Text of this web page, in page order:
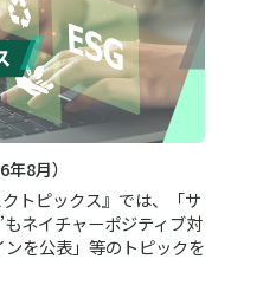
8月）
トピックス』では、「サ
ネイチャーポジティブ対
を公表」等のトピックを